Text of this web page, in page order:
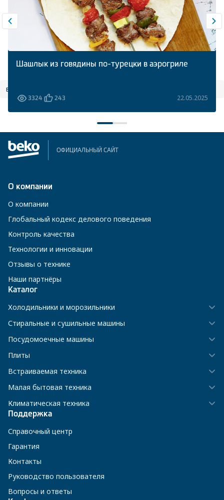
все статьи
Шашлык из говядины по-турецки в аэрогриле
3324 243 22.05.2025
ОФИЦИАЛЬНЫЙ САЙТ
О компании
О компании
Глобальный кодекс делового поведения
Контроль качества
Технологии и инновации
Отзывы о технике
Наши партнёры
Каталог
Холодильники и морозильники
Стиральные и сушильные машины
Посудомоечные машины
Плиты
Встраиваемая техника
Малая бытовая техника
Климатическая техника
Поддержка
Справочный центр
Гарантия
Контакты
Руководство пользователя
Вопросы и ответы